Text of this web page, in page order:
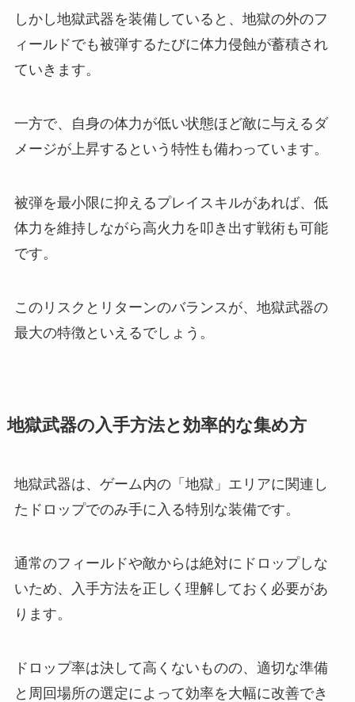
しかし地獄武器を装備していると、地獄の外のフ
ィールドでも被弾するたびに体力侵蝕が蓄積され
ていきます。
一方で、自身の体力が低い状態ほど敵に与えるダ
メージが上昇するという特性も備わっています。
被弾を最小限に抑えるプレイスキルがあれば、低
体力を維持しながら高火力を叩き出す戦術も可能
です。
このリスクとリターンのバランスが、地獄武器の
最大の特徴といえるでしょう。
地獄武器の入手方法と効率的な集め方
地獄武器は、ゲーム内の「地獄」エリアに関連し
たドロップでのみ手に入る特別な装備です。
通常のフィールドや敵からは絶対にドロップしな
いため、入手方法を正しく理解しておく必要があ
ります。
ドロップ率は決して高くないものの、適切な準備
と周回場所の選定によって効率を大幅に改善でき